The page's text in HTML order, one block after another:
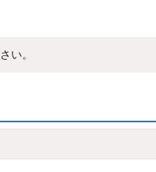
い。